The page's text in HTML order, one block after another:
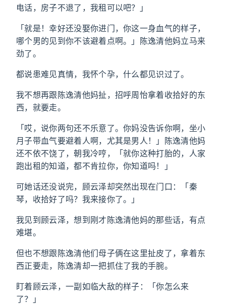
电话，房子不退了，我租可以吧？」
「就是！幸好还没娶你进门，你这一身血气的样子，
哪个男的见到你不该避着点啊。」陈逸清他妈立马来
劲了。
都说患难见真情，我怀个孕，什么都见识过了。
我不想再跟陈逸清他妈扯，招呼周怡拿着收拾好的东
西，就要走。
「哎，说你两句还不乐意了。你妈没告诉你啊，坐小
月子带血气要避着人啊，尤其是男人！」陈逸清他妈
还不依不饶了，朝我冷哼，「就你这种打胎的，人家
跑出租的知道，都不肯拉你，你知道吗！」
可她话还没说完，顾云泽却突然出现在门口：「秦
琴，收拾好了吗？我来接你了。」
我见到顾云泽，想到刚才陈逸清他妈的那些话，有点
难堪。
但也不想跟陈逸清他们母子俩在这里扯皮了，拿着东
西正要走，陈逸清却一把抓住了我的手腕。
盯着顾云泽，一副如临大敌的样子：「你怎么来
了？」